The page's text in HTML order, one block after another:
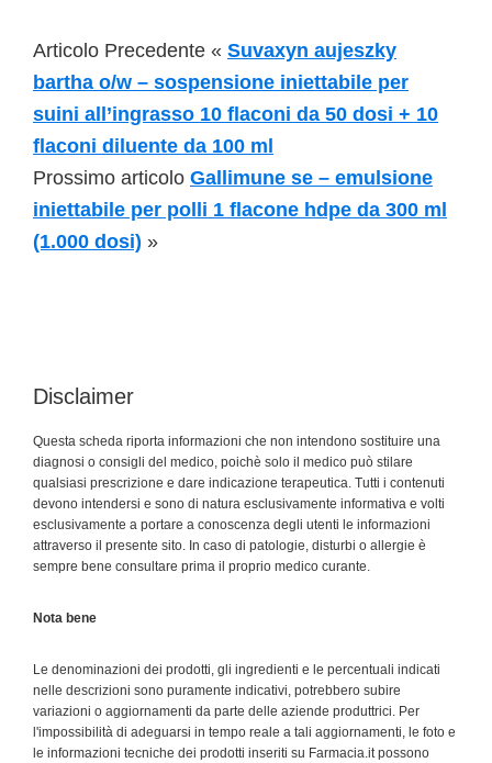
Articolo Precedente « Suvaxyn aujeszky
bartha o/w – sospensione iniettabile per
suini all’ingrasso 10 flaconi da 50 dosi + 10
flaconi diluente da 100 ml
Prossimo articolo Gallimune se – emulsione
iniettabile per polli 1 flacone hdpe da 300 ml
(1.000 dosi) »
Disclaimer
Questa scheda riporta informazioni che non intendono sostituire una
diagnosi o consigli del medico, poichè solo il medico può stilare
qualsiasi prescrizione e dare indicazione terapeutica. Tutti i contenuti
devono intendersi e sono di natura esclusivamente informativa e volti
esclusivamente a portare a conoscenza degli utenti le informazioni
attraverso il presente sito. In caso di patologie, disturbi o allergie è
sempre bene consultare prima il proprio medico curante.
Nota bene
Le denominazioni dei prodotti, gli ingredienti e le percentuali indicati
nelle descrizioni sono puramente indicativi, potrebbero subire
variazioni o aggiornamenti da parte delle aziende produttrici. Per
l'impossibilità di adeguarsi in tempo reale a tali aggiornamenti, le foto e
le informazioni tecniche dei prodotti inseriti su Farmacia.it possono